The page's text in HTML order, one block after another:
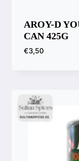
AROY-D
CAN 425G
€3,50